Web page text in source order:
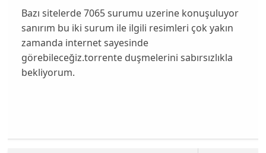
Bazı sitelerde 7065 surumu uzerine konuşuluyor
sanırım bu iki surum ile ilgili resimleri çok yakın
zamanda internet sayesinde
görebileceğiz.torrente duşmelerini sabırsızlıkla
bekliyorum.